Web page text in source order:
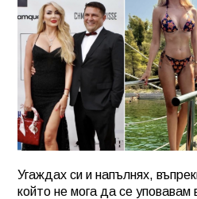
Угаждах си и напълнях,
който не мога да се